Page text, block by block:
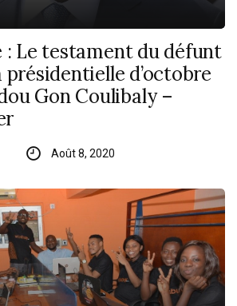
: Le testament du défunt
d’octobre
Gon Coulibaly –
Août 8, 2020